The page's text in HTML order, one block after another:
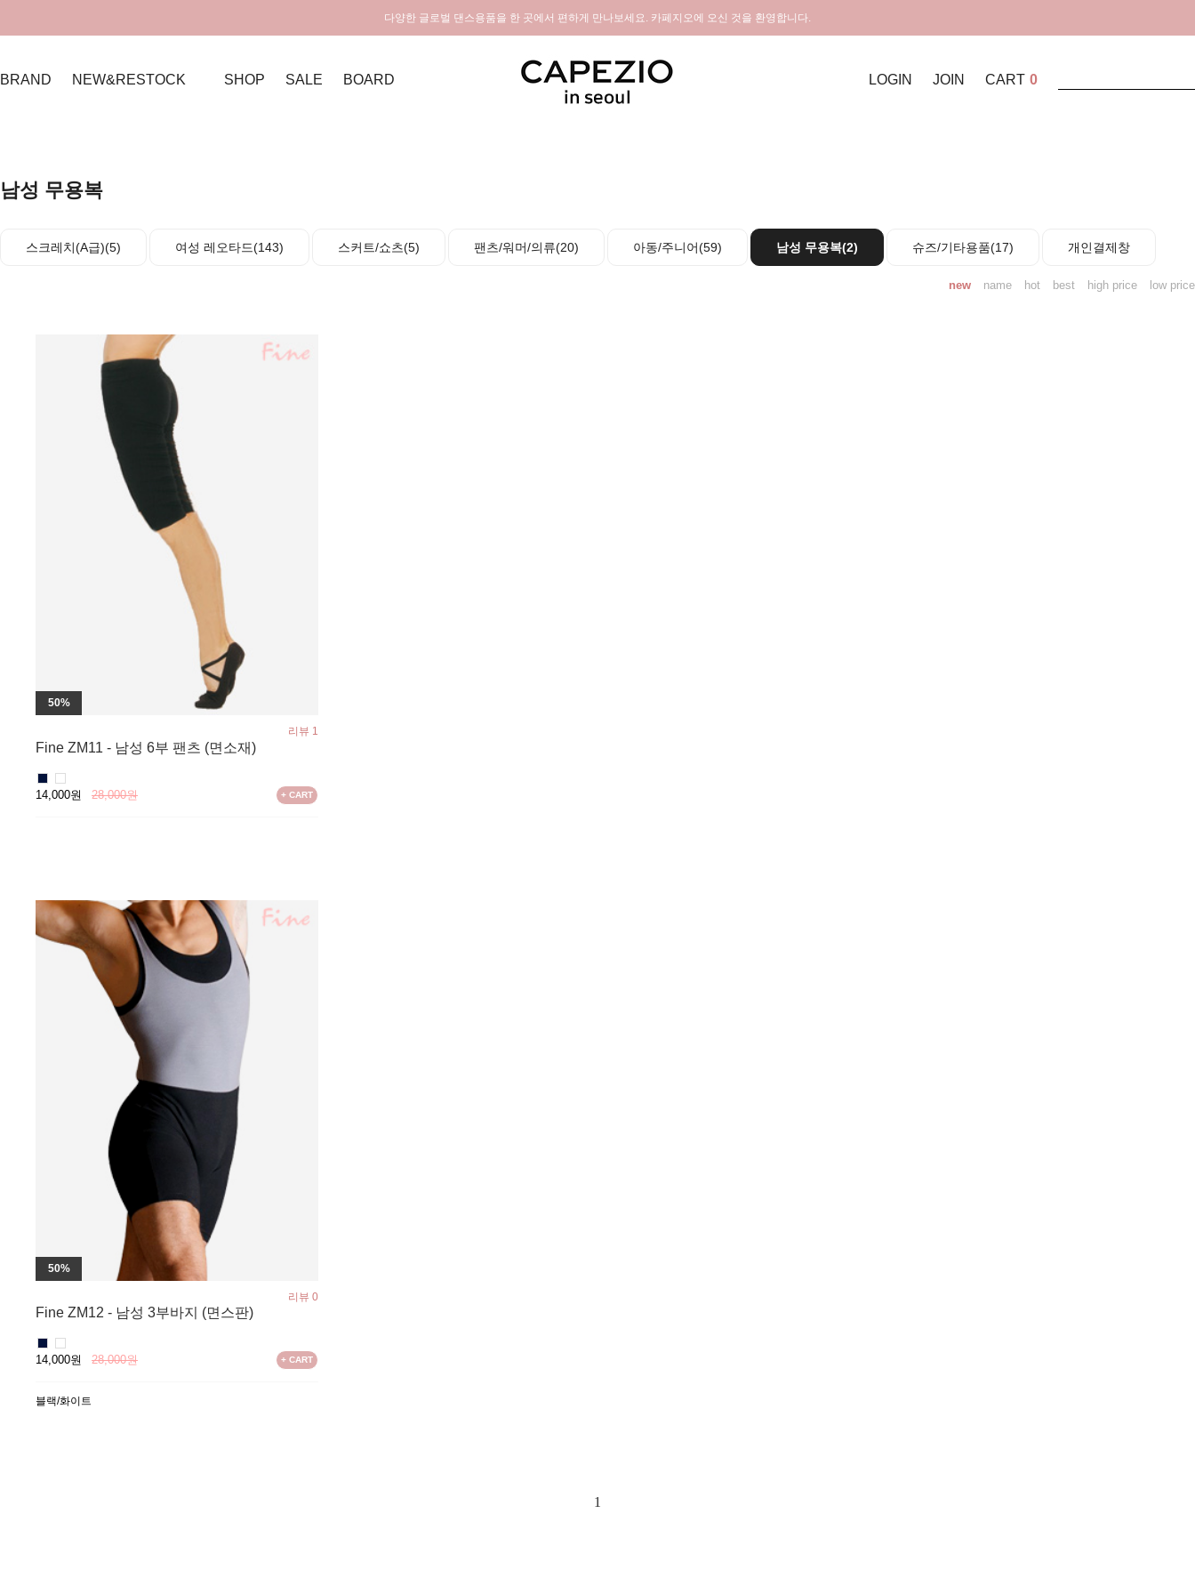
다양한 글로벌 댄스용품을 한 곳에서 편하게 만나보세요. 카페지오에 오신 것을 환영합니다.
BRAND NEW&RESTOCK SHOP SALE BOARD LOGIN JOIN CART 0
남성 무용복
스크레치(A급)(5) 여성 레오타드(143) 스커트/쇼츠(5) 팬츠/워머/의류(20) 아동/주니어(59) 남성 무용복(2) 슈즈/기타용품(17) 개인결제창
new name hot best high price low price
50%
리뷰 1
Fine ZM11 - 남성 6부 팬츠 (면소재)
14,000원 28,000원 + CART
50%
리뷰 0
Fine ZM12 - 남성 3부바지 (면스판)
14,000원 28,000원 + CART
블랙/화이트
1